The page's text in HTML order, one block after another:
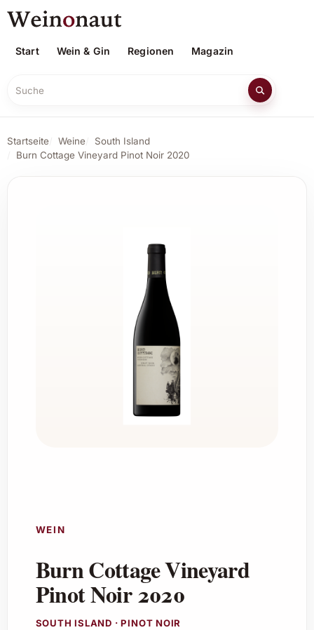
Start Wein & Gin Regionen Magazin
Suche
Startseite Weine
South Island
Burn Cottage Vineyard Pinot Noir 2020
WEIN
Burn Cottage Vineyard
Pinot Noir 2020
SOUTH ISLAND · PINOT NOIR